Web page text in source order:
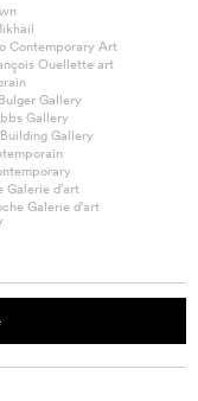
Contemporary Art
Ouellette art
Gallery
Gallery
Gallery
Galerie d’art
Galerie d’art